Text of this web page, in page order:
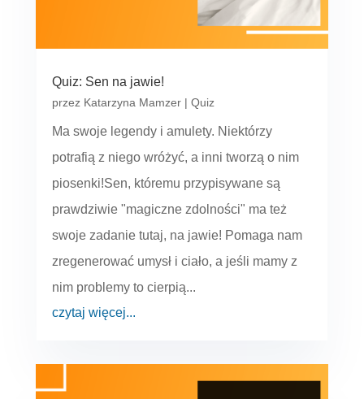
Quiz: Sen na jawie!
przez Katarzyna Mamzer| Quiz
Ma swoje legendy i amulety. Niektórzy
potrafią z niego wróżyć, a inni tworzą o nim
piosenki!Sen, któremu przypisywane są
prawdziwie "magiczne zdolności" ma też
swoje zadanie tutaj, na jawie! Pomaga nam
zregenerować umysł i ciało, a jeśli mamy z
nim problemy to cierpią...
czytaj więcej...